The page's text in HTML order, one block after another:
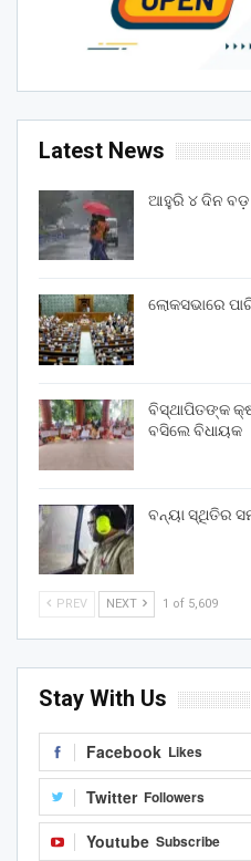
Latest News
ଆହୁରି ୪ ଦିନ ବଡ଼
ଲୋକସଭାରେ
ବିସ୍ଥାପିତଙ୍କ
ବସିଲେ ବିଧାୟକ
ବନ୍ୟା ସ୍ଥିତିର
PREV NEXT 1 of 5,609
Stay With Us
Facebook Likes
Twitter Followers
Youtube Subscribe